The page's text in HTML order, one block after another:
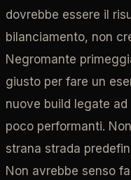
dovrebbe essere il
bilanciamento, non
Negromante
giusto per fare un
nuove build legate
poco performanti.
strana strada
Non avrebbe senso